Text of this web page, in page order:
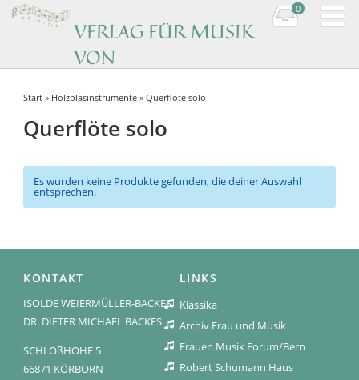
VERLAG FÜR MUSIK
VON
Music by women composers
0
Start » Holzblasinstrumente » Querflöte solo
Querflöte solo
Es wurden keine Produkte gefunden, die deiner Auswahl
entsprechen.
KONTAKT
ISOLDE WEIERMÜLLER-BACKES
DR. DIETER MICHAEL BACKES
SCHLOßHÖHE 5
66871 KÖRBORN
LINKS
Klassika
Archiv Frau und Musik
Frauen Musik Forum/Bern
Robert Schumann Haus